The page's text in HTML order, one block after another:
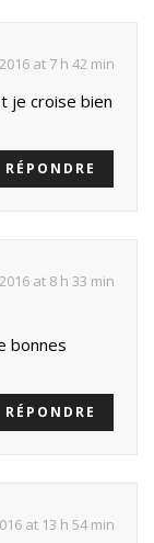
at 7 h 42 min
je croise bien
RÉPONDRE
at 8 h 33 min
bonnes
RÉPONDRE
at 13 h 54 min